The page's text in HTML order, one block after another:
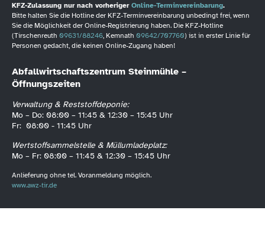
KFZ-Zulassung nur nach vorheriger Online-Terminvereinbarung.
Bitte halten Sie die Hotline der KFZ-Terminvereinbarung unbedingt frei, wenn
Sie die Möglichkeit der Online-Registrierung haben. Die KFZ-Hotline
(Tirschenreuth 09631/88246, Kemnath 09642/707760) ist in erster Linie für
Personen gedacht, die keinen Online-Zugang haben!
Abfallwirtschaftszentrum Steinmühle –
Öffnungszeiten
Verwaltung & Reststoffdeponie:
Mo – Do: 08:00 – 11:45 & 12:30 – 15:45 Uhr
Fr: 08:00 - 11:45 Uhr
Wertstoffsammelstelle & Müllumladeplatz:
Mo – Fr: 08:00 – 11:45 & 12:30 – 15:45 Uhr
Anlieferung ohne tel. Voranmeldung möglich.
www.awz-tir.de